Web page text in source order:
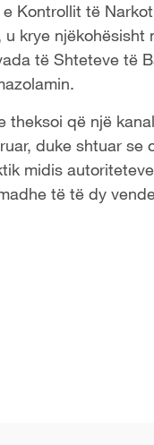
Kontrollit të
krye
të Shteteve të
theksoi që një
duke shtuar
midis
të të dy